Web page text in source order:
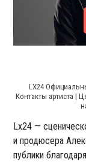
LX24
Контакты артиста |
Lx24 —
и продюсера
публики